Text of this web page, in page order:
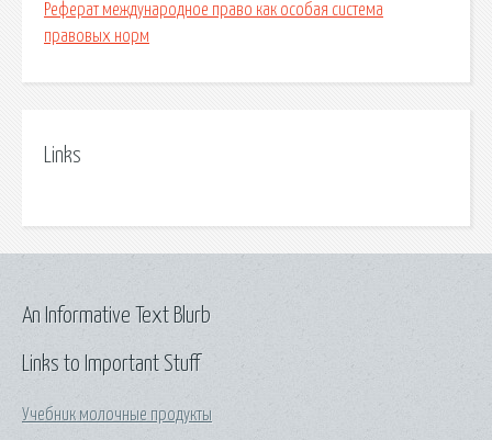
Реферат международное право как особая система
правовых норм
Links
Links to Important Stuff
Учебник молочные продукты
An Informative Text Blurb